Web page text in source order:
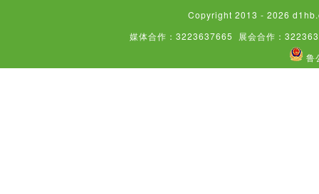
Copyright 2013 - 2026
媒体合作：3223637665
展会合作：
鲁